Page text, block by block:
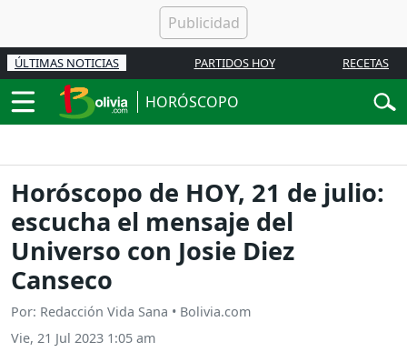
ÚLTIMAS NOTICIAS PARTIDOS HOY RECETAS
HORÓSCOPO
Horóscopo de HOY, 21 de julio:
escucha el mensaje del
Universo con Josie Diez
Canseco
Por: Redacción Vida Sana • Bolivia.com
Vie, 21 Jul 2023 1:05 am